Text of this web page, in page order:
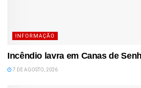
INFORMAÇÃO
Incêndio lavra em Canas de
7 DE AGOSTO, 2026